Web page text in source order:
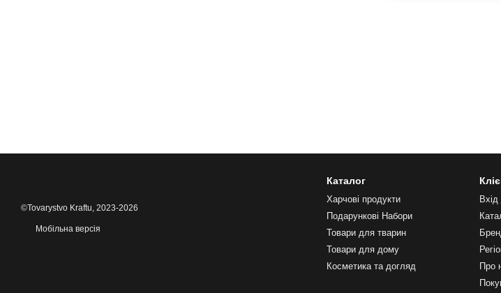
©Tovarystvo Kraftu, 2023-2026
Мобільна версія
Каталог
Харчові продукти
Подарункові Набори
Товари для тварин
Товари для дому
Косметика та догляд
Вхід
Про